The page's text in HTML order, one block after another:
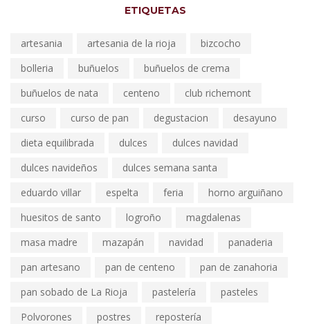
ETIQUETAS
artesania artesania de la rioja
bizcocho
bolleria
buñuelos
buñuelos de crema
buñuelos de nata
centeno
club richemont
curso
curso de pan degustacion
desayuno
dieta equilibrada
dulces
dulces navidad
dulces navideños
dulces semana santa
eduardo villar
espelta feria
horno arguiñano
huesitos de santo
logroño
magdalenas
masa madre
mazapán navidad
panaderia
pan artesano
pan de centeno
pan de zanahoria
pan sobado de La Rioja
pastelería
pasteles
Polvorones
postres
repostería